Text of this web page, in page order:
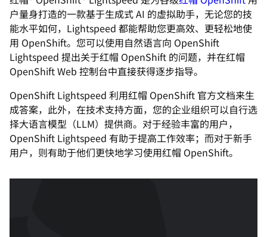
户量身打造的一款基于生成式 AI 的虚拟助手，无论您的技
能水平如何，Lightspeed 都能帮助您更高效、更轻松地使
用 OpenShift。您可以使用自然语言向 OpenShift
Lightspeed 提出关于红帽 OpenShift 的问题，并在红帽
OpenShift Web 控制台中直接获得逐步指导。
OpenShift Lightspeed 利用红帽 OpenShift 官方文档来生
成答案，此外，在技术支持方面，您的企业组织可以自行选
择大语言模型（LLM）提供商。对于经验丰富的用户，
OpenShift Lightspeed 有助于提高工作效率；而对于新手
用户，则有助于他们更快地学习使用红帽 OpenShift。